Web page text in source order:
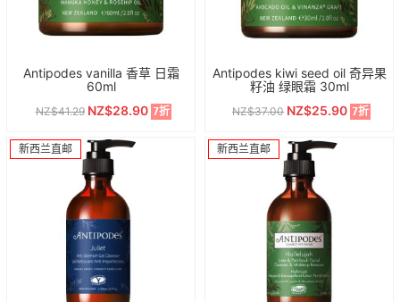
Antipodes vanilla 香草 日霜
60ml
NZ$41.29NZ$28.90 7折
Antipodes kiwi seed oil 奇异果
籽油 绿眼霜 30ml
NZ$37.00 NZ$25.90 7折
新西兰直邮 新西兰直邮